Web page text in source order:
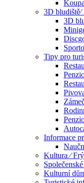
3D
3D
Tipy pro
Informace
Kultura ⁄
Kulturní